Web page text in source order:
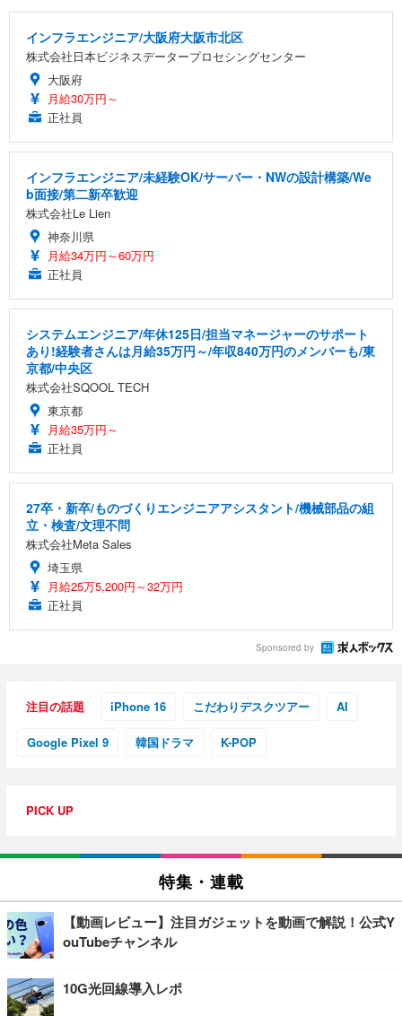
インフラエンジニア/大阪府大阪市北区
株式会社日本ビジネスデータープロセシングセンター
大阪府
月給30万円～
正社員
インフラエンジニア/未経験OK/サーバー・NWの設計構築/We
b面接/第二新卒歓迎
株式会社Le Lien
神奈川県
月給34万円～60万円
正社員
システムエンジニア/年休125日/担当マネージャーのサポート
あり!経験者さんは月給35万円～/年収840万円のメンバーも/東
京都/中央区
株式会社SQOOL TECH
東京都
月給35万円～
正社員
27卒・新卒/ものづくりエンジニアアシスタント/機械部品の組
立・検査/文理不問
株式会社Meta Sales
埼玉県
月給25万5,200円～32万円
正社員
Sponsored by
注目の話題 iPhone 16 こだわりデスクツアー AI
Google Pixel 9 韓国ドラマ K-POP
PICK UP
特集・連載
【動画レビュー】注目ガジェットを動画で解説！公式Y
ouTubeチャンネル
10G光回線導入レポ